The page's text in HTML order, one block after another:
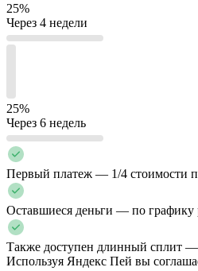
25%
Через 4 недели
25%
Через 6 недель
Первый платеж — 1/4 стоимости
Оставшиеся деньги — по графику
Также доступен длинный сплит —
Используя Яндекс Пей вы